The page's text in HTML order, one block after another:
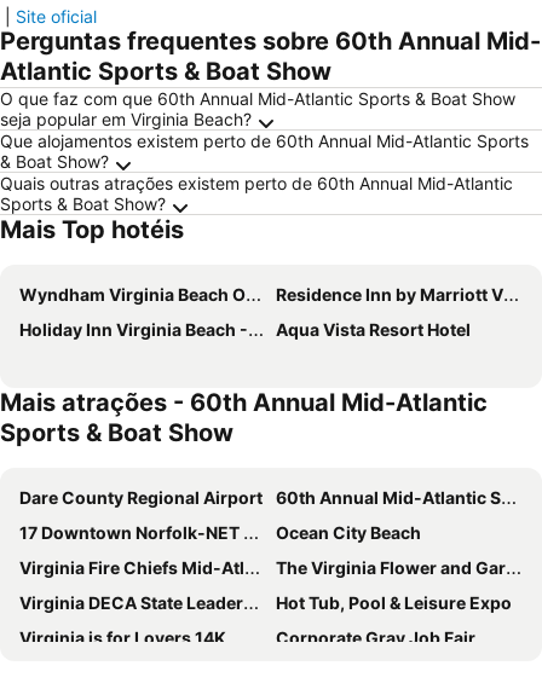
Site oficial
Perguntas frequentes sobre 60th Annual Mid-
Atlantic Sports & Boat Show
O que faz com que 60th Annual Mid-Atlantic Sports & Boat Show
seja popular em Virginia Beach?
Que alojamentos existem perto de 60th Annual Mid-Atlantic Sports
& Boat Show?
Quais outras atrações existem perto de 60th Annual Mid-Atlantic
Sports & Boat Show?
Mais Top hotéis
Wyndham Virginia Beach Oceanfront
Residence Inn by Marriott Virginia Beach Oceanfront
Holiday Inn Virginia Beach - Norfolk By Ihg
Aqua Vista Resort Hotel
Mais atrações - 60th Annual Mid-Atlantic
Sports & Boat Show
Dare County Regional Airport
60th Annual Mid-Atlantic Sports & Boat Show
17 Downtown Norfolk-NET Free Ride - The Downtown Loop
Ocean City Beach
Virginia Fire Chiefs Mid-Atlantic Expo & Symposium
The Virginia Flower and Garden Expo
Virginia DECA State Leadership Conference
Hot Tub, Pool & Leisure Expo
Virginia is for Lovers 14K
Corporate Gray Job Fair